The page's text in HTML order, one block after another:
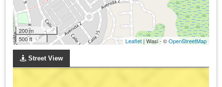
200 m
500 ft
Leaflet| Wasi - ©OpenStreetMap
Street View